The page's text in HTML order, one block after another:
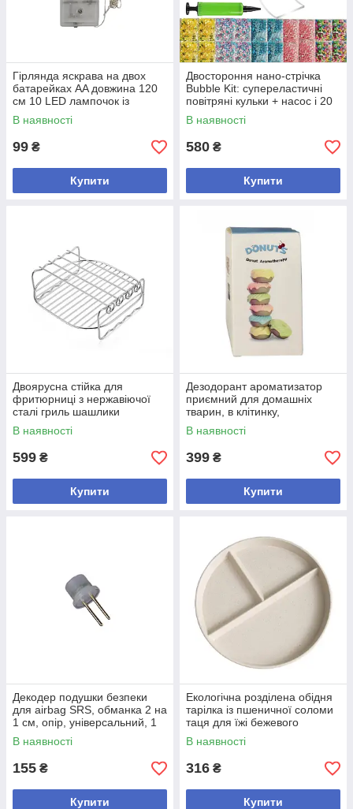
Гірлянда яскрава на двох
батарейках AA довжина 120
см 10 LED лампочок із
теплим білим світлом 0,6 Вт
новорічна
В наявності
99 ₴
Купити
Двостороння нано-стрічка
Bubble Kit: супереластичні
повітряні кульки + насос і 20
упаковок наповнювачів
В наявності
580 ₴
Купити
Двоярусна стійка для
фритюрниці з нержавіючої
сталі гриль шашлики
решітка+4 шампура розмір1
7,2*7,2 см
В наявності
599 ₴
Купити
Дезодорант ароматизатор
приємний для домашніх
тварин, в клітинку,
перенесення, туалет, 4 шт у
наборі
В наявності
399 ₴
Купити
Декодер подушки безпеки
для airbag SRS, обманка 2 на
1 см, опір, універсальний, 1
шт
В наявності
155 ₴
Купити
Екологічна розділена обідня
тарілка із пшеничної соломи
таця для їжі бежевого
кольору ширина 22 см
В наявності
316 ₴
Купити